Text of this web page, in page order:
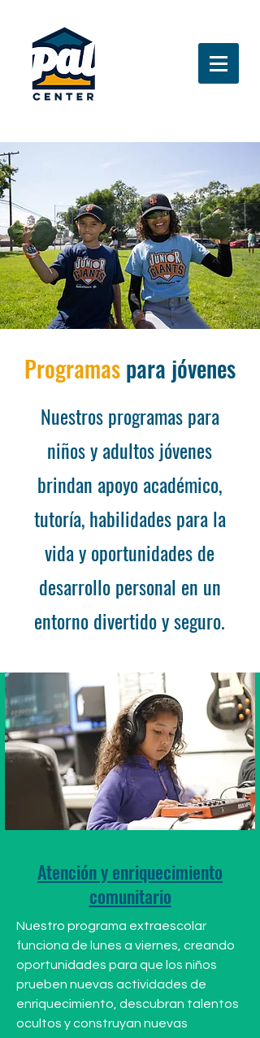
Programaspara jóvenes
Nuestros programas para
niños y adultos jóvenes
brindan apoyo académico,
tutoría, habilidades para la
vida y oportunidades de
desarrollo personal en un
entorno divertido y seguro.
Atención y enriquecimiento
comunitario
Nuestro programa extraescolar
funciona de lunes a viernes, creando
oportunidades para que los niños
prueben nuevas actividades de
enriquecimiento, descubran talentos
ocultos y construyan nuevas